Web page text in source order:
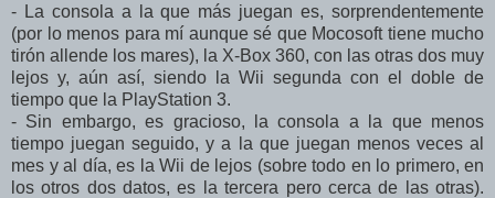
- La consola a la que más juegan es, sorprendentemente
(por lo menos para mí aunque sé que Mocosoft tiene mucho
tirón allende los mares), la X-Box 360, con las otras dos muy
lejos y, aún así, siendo la Wii segunda con el doble de
tiempo que la PlayStation 3.
- Sin embargo, es gracioso, la consola a la que menos
tiempo juegan seguido, y a la que juegan menos veces al
mes y al día, es la Wii de lejos (sobre todo en lo primero, en
los otros dos datos, es la tercera pero cerca de las otras).